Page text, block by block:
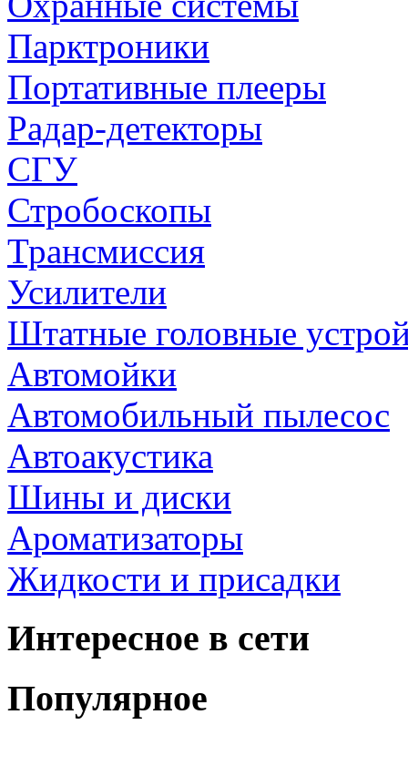
Парктроники
Портативные плееры
Радар-детекторы
СГУ
Стробоскопы
Трансмиссия
Усилители
Штатные головные
Автомойки
Автомобильный пылесос
Автоакустика
Шины и диски
Ароматизаторы
Жидкости и присадки
Интересное в сети
Популярное